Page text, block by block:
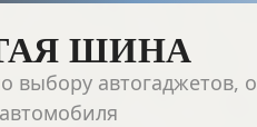
ШИНА
выбору автогаджетов,